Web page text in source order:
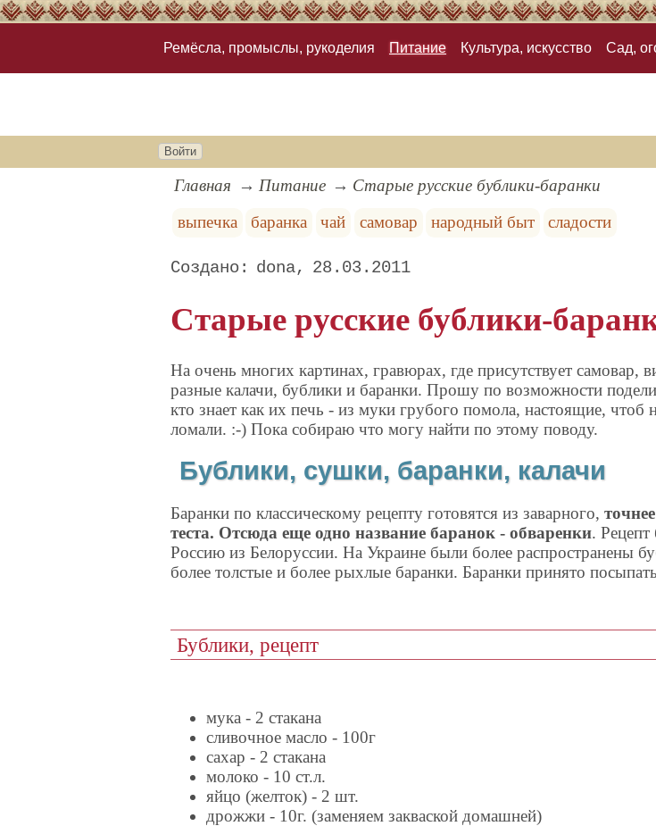
Ремёсла, промыслы, рукоделия Питание Культура, искусство Сад,
Войти
Главная Питание
Старые русские бублики-баранки
выпечка
баранка чай самовар народный быт сладости
dona 28.03.2011
Старые русские бублики-
На очень многих картинах, гравюрах, где присутствует самовар,
разные калачи, бублики и баранки. Прошу по возможности
кто знает как их печь - из муки грубого помола, настоящие, чтоб
ломали. :-) Пока собираю что могу найти по этому поводу.
Бублики, сушки, баранки, калачи
Баранки по классическому рецепту готовятся из заварного,
теста. Отсюда еще одно название баранок - обваренки.
Россию из Белоруссии. На Украине были более распространены
более толстые и более рыхлые баранки. Баранки принято
Бублики, рецепт
мука - 2 стакана
сливочное масло - 100г
сахар - 2 стакана
молоко - 10 ст.л.
яйцо (желток) - 2 шт.
дрожжи - 10г. (заменяем закваской домашней)